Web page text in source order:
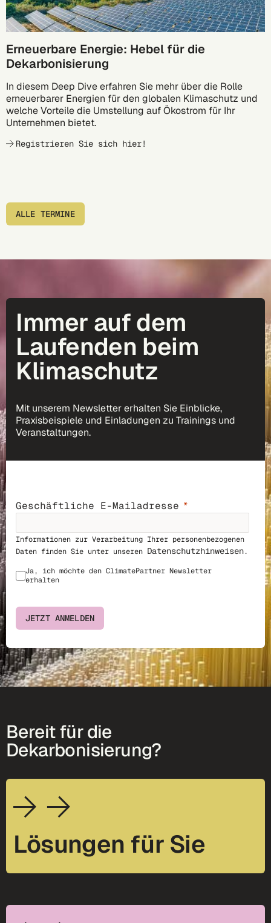
Erneuerbare Energie: Hebel für die
Dekarbonisierung
In diesem Deep Dive erfahren Sie mehr über die Rolle
erneuerbarer Energien für den globalen Klimaschutz und
welche Vorteile die Umstellung auf Ökostrom für Ihr
Unternehmen bietet.
Registrieren Sie sich hier!
ALLE TERMINE
Immer auf dem
Laufenden beim
Klimaschutz
Mit unserem Newsletter erhalten Sie Einblicke,
Praxisbeispiele und Einladungen zu Trainings und
Veranstaltungen.
Geschäftliche E-Mailadresse
Informationen zur Verarbeitung Ihrer personenbezogenen
Daten finden Sie unter unseren Datenschutzhinweisen.
Ja, ich möchte den ClimatePartner Newsletter
erhalten
JETZT ANMELDEN
Bereit für die
Dekarbonisierung?
Lösungen für Sie